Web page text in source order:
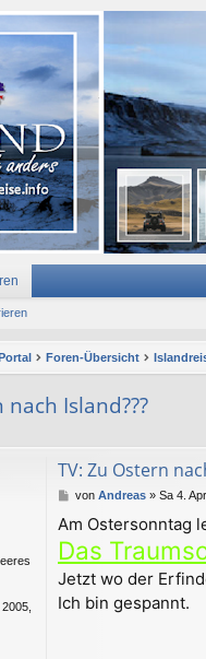
Foren-Übersicht
Island???
TV: Zu Ostern
B
i
t
r
a
g
von Andreas» Sa 4.
Am Ostersonntag
Das
Jetzt wo der
Ich bin gespannt.